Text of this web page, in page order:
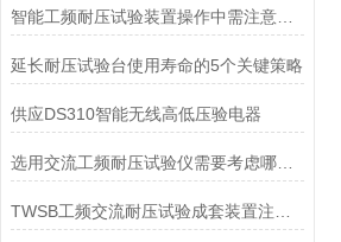
智能工频耐压试验装置操作中需注意的问题
延长耐压试验台使用寿命的5个关键策略
供应DS310智能无线高低压验电器
选用交流工频耐压试验仪需要考虑哪些问题？